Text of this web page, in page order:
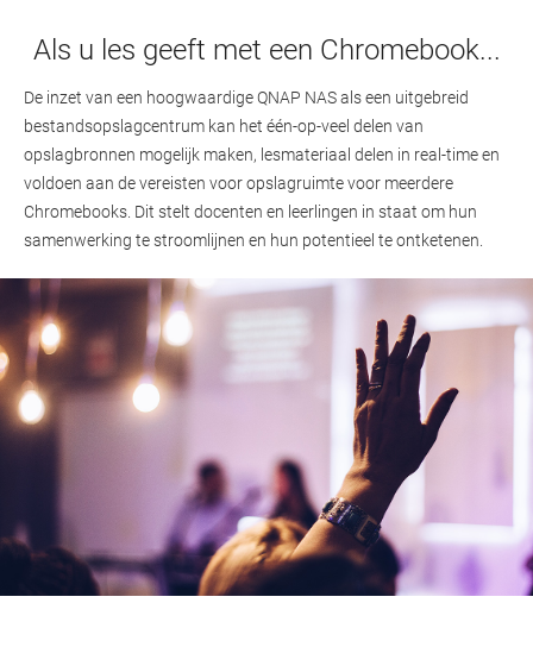
Als u les geeft met een Chromebook...
De inzet van een hoogwaardige QNAP NAS als een uitgebreid
bestandsopslagcentrum kan het één-op-veel delen van
opslagbronnen mogelijk maken, lesmateriaal delen in real-time en
voldoen aan de vereisten voor opslagruimte voor meerdere
Chromebooks. Dit stelt docenten en leerlingen in staat om hun
samenwerking te stroomlijnen en hun potentieel te ontketenen.